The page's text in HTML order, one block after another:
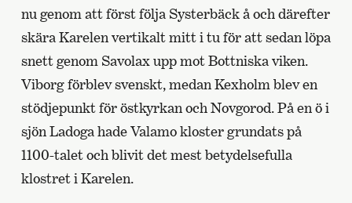
nu genom att först följa Systerbäck å och därefter
skära Karelen vertikalt mitt i tu för att sedan löpa
snett genom Savolax upp mot Bottniska viken.
Viborg förblev svenskt, medan Kexholm blev en
stödjepunkt för östkyrkan och Novgorod. På en ö i
sjön Ladoga hade Valamo kloster grundats på
1100-talet och blivit det mest betydelsefulla
klostret i Karelen.